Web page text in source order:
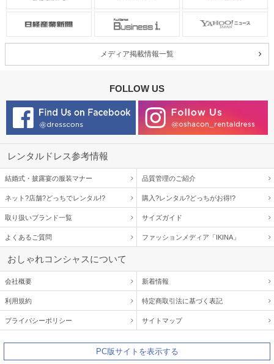
メディア掲載情報一覧
FOLLOW US
レンタルドレス参考情報
結婚式・披露宴の服装マナー 品質管理のご紹介
ネット?店舗?どっちでレンタル!? 購入?レンタル?どっちがお得!?
取り扱いブランド一覧 サイズガイド
よくあるご質問 ファッションメディア「IKINA」
おしゃれコンシャスについて
会社概要 新着情報
利用規約 特定商取引法に基づく表記
プライバシーポリシー サイトマップ
PC版サイトを表示する